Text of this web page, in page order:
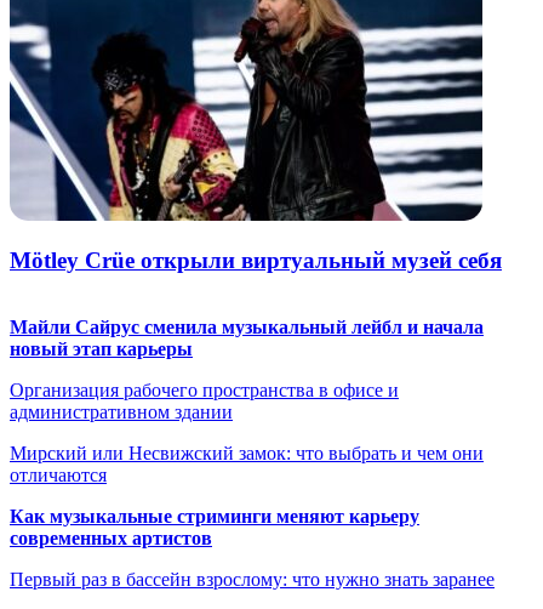
Mötley Crüe открыли виртуальный музей себя
Майли Сайрус сменила музыкальный лейбл и начала
новый этап карьеры
Организация рабочего пространства в офисе и
административном здании
Мирский или Несвижский замок: что выбрать и чем они
отличаются
Как музыкальные стриминги меняют карьеру
современных артистов
Первый раз в бассейн взрослому: что нужно знать заранее